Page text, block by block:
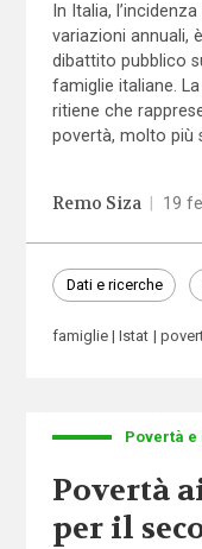
In Italia,
variazioni annuali,
dibattito pubblico
famiglie italiane.
ritiene che
povertà, molto più
Remo Siza 19
Dati e ricerche
famiglie Istat
Povertà
Povertà
per il